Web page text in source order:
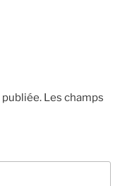
publiée. Les champs